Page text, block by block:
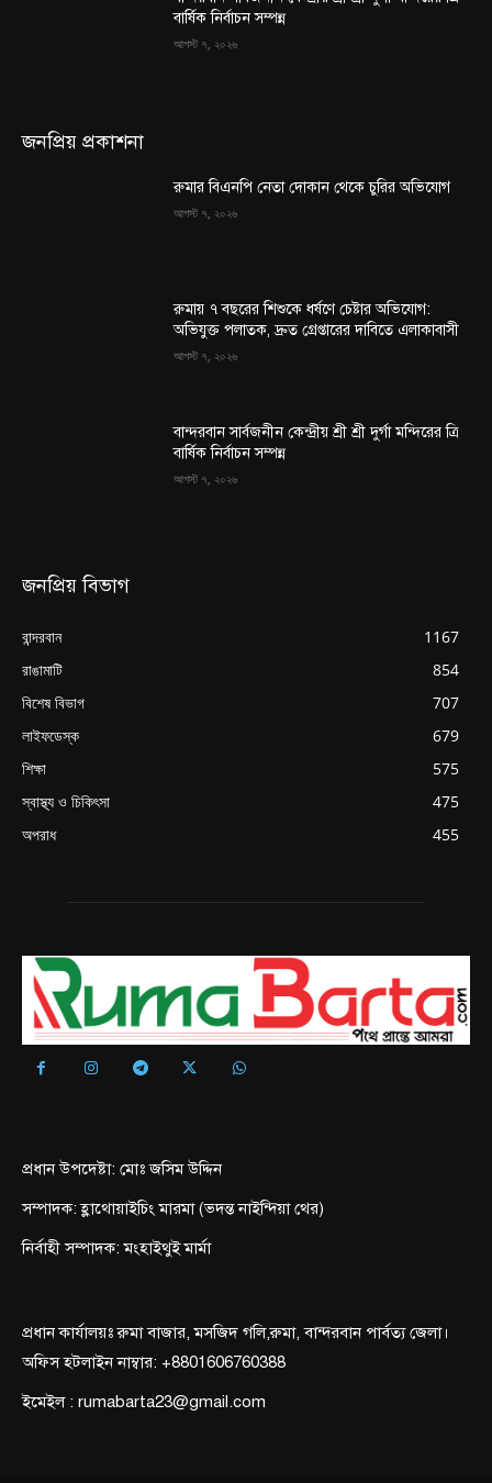
বার্ষিক নির্বাচন সম্পন্ন
আগস্ট ৭, ২০২৬
জনপ্রিয় প্রকাশনা
রুমার বিএনপি নেতা দোকান থেকে চুরির অভিযোগ
আগস্ট ৭, ২০২৬
রুমায় ৭ বছরের শিশুকে ধর্ষণে চেষ্টার অভিযোগ:
অভিযুক্ত পলাতক, দ্রুত গ্রেপ্তারের দাবিতে এলাকাবাসী
আগস্ট ৭, ২০২৬
বান্দরবান সার্বজনীন কেন্দ্রীয় শ্রী শ্রী দুর্গা মন্দিরের ত্রি
বার্ষিক নির্বাচন সম্পন্ন
আগস্ট ৭, ২০২৬
জনপ্রিয় বিভাগ
বান্দরবান
1167
রাঙামাটি
854
বিশেষ বিভাগ
707
লাইফডেস্ক
679
শিক্ষা
575
স্বাস্থ্য ও চিকিৎসা
475
অপরাধ
455
প্রধান উপদেষ্টা: মোঃ জসিম উদ্দিন
সম্পাদক: হ্লাথোয়াইচিং মারমা (ভদন্ত নাইন্দিয়া থের)
নির্বাহী সম্পাদক: মংহাইথুই মার্মা
প্রধান কার্যালয়ঃ রুমা বাজার, মসজিদ গলি,রুমা, বান্দরবান পার্বত্য জেলা।
অফিস হটলাইন নাম্বার: +8801606760388
ইমেইল : rumabarta23@gmail.com